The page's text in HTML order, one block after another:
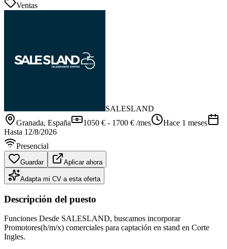
Ventas
SALESLAND
Granada, España 1050 € - 1700 € /mes
Hace 1 meses
Hasta 12/8/2026
Presencial
Guardar Aplicar ahora
Adapta mi CV a esta oferta
Descripción del puesto
Funciones Desde SALESLAND, buscamos incorporar
Promotores(h/m/x) comerciales para captación en stand en Corte
Ingles.